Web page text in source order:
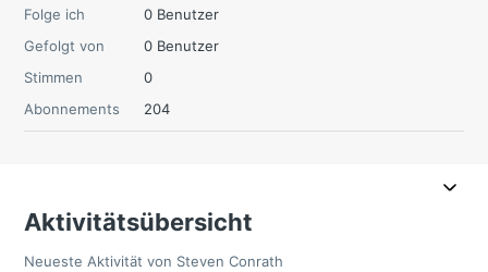
Folge ich
0 Benutzer
Gefolgt von
0 Benutzer
Stimmen
0
Abonnements
204
Aktivitätsübersicht
Neueste Aktivität von Steven Conrath